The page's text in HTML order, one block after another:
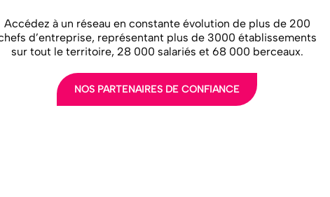
Accédez à un réseau en constante évolution de plus de 200
d’entreprise, représentant plus de 3000 établissements
sur tout le territoire, 28 000 salariés et 68 000 berceaux.
NOS PARTENAIRES DE CONFIANCE